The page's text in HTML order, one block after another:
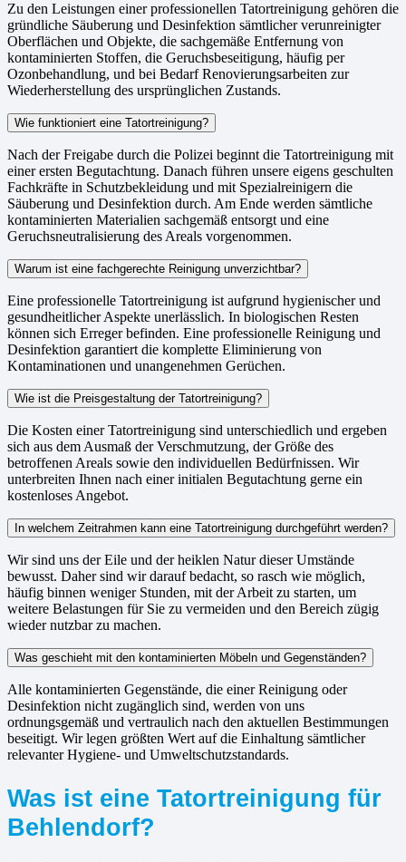
Zu den Leistungen einer professionellen Tatortreinigung gehören die
gründliche Säuberung und Desinfektion sämtlicher verunreinigter
Oberflächen und Objekte, die sachgemäße Entfernung von
kontaminierten Stoffen, die Geruchsbeseitigung, häufig per
Ozonbehandlung, und bei Bedarf Renovierungsarbeiten zur
Wiederherstellung des ursprünglichen Zustands.
Wie funktioniert eine Tatortreinigung?
Nach der Freigabe durch die Polizei beginnt die Tatortreinigung mit
einer ersten Begutachtung. Danach führen unsere eigens geschulten
Fachkräfte in Schutzbekleidung und mit Spezialreinigern die
Säuberung und Desinfektion durch. Am Ende werden sämtliche
kontaminierten Materialien sachgemäß entsorgt und eine
Geruchsneutralisierung des Areals vorgenommen.
Warum ist eine fachgerechte Reinigung unverzichtbar?
Eine professionelle Tatortreinigung ist aufgrund hygienischer und
gesundheitlicher Aspekte unerlässlich. In biologischen Resten
können sich Erreger befinden. Eine professionelle Reinigung und
Desinfektion garantiert die komplette Eliminierung von
Kontaminationen und unangenehmen Gerüchen.
Wie ist die Preisgestaltung der Tatortreinigung?
Die Kosten einer Tatortreinigung sind unterschiedlich und ergeben
sich aus dem Ausmaß der Verschmutzung, der Größe des
betroffenen Areals sowie den individuellen Bedürfnissen. Wir
unterbreiten Ihnen nach einer initialen Begutachtung gerne ein
kostenloses Angebot.
In welchem Zeitrahmen kann eine Tatortreinigung durchgeführt werden?
Wir sind uns der Eile und der heiklen Natur dieser Umstände
bewusst. Daher sind wir darauf bedacht, so rasch wie möglich,
häufig binnen weniger Stunden, mit der Arbeit zu starten, um
weitere Belastungen für Sie zu vermeiden und den Bereich zügig
wieder nutzbar zu machen.
Was geschieht mit den kontaminierten Möbeln und Gegenständen?
Alle kontaminierten Gegenstände, die einer Reinigung oder
Desinfektion nicht zugänglich sind, werden von uns
ordnungsgemäß und vertraulich nach den aktuellen Bestimmungen
beseitigt. Wir legen größten Wert auf die Einhaltung sämtlicher
relevanter Hygiene- und Umweltschutzstandards.
Was ist eine Tatortreinigung für
Behlendorf?